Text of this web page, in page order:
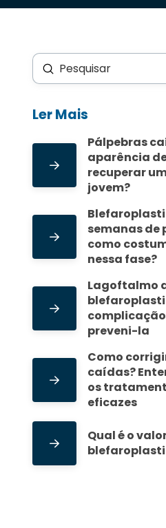
Buscar
Enviar
Ler Mais
Pálpebras
aparência
recuperar
jovem?
semanas de
como
nessa fase?
Lagoftalmo
preveni-la
Como
caídas?
os
eficazes
Qual é o